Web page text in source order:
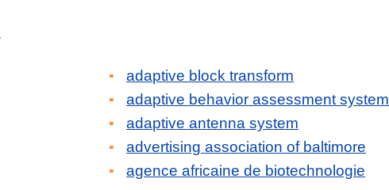
adaptive block transform
adaptive behavior assessment system
adaptive antenna system
advertising association of baltimore
agence africaine de biotechnologie